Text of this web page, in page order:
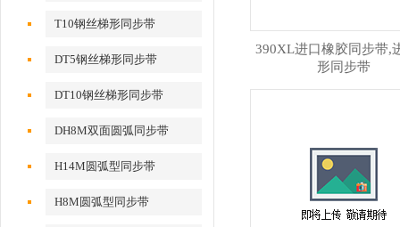
T10钢丝梯形同步带
DT5钢丝梯形同步带
DT10钢丝梯形同步带
DH8M双面圆弧同步带
H14M圆弧型同步带
H8M圆弧型同步带
390XL进口橡胶同步带,
形同步带